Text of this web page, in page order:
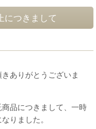
につきまして
ありがとうございま
品につきまして、一時
りました。